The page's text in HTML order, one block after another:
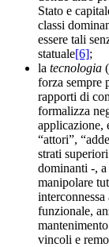
Stato e
classi
essere tali
statuale[6];
la tecnologia
forza sempre
rapporti di
formalizza
applicazione,
“attori”,
strati
dominanti -, a
manipolare
interconnessa
funzionale,
vincoli e